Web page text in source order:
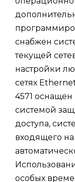
снабжен
текущей
настройки
сетях
4571
системой
доступа,
входящего
особых